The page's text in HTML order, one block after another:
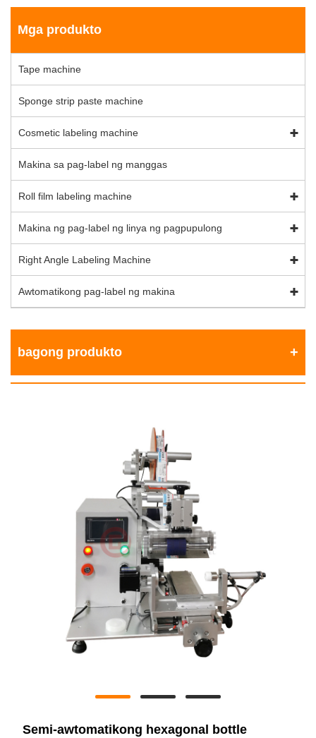
Mga produkto
Tape machine
Sponge strip paste machine
Cosmetic labeling machine
Makina sa pag-label ng manggas
Roll film labeling machine
Makina ng pag-label ng linya ng pagpupulong
Right Angle Labeling Machine
Awtomatikong pag-label ng makina
bagong produkto
Semi-awtomatikong hexagonal bottle